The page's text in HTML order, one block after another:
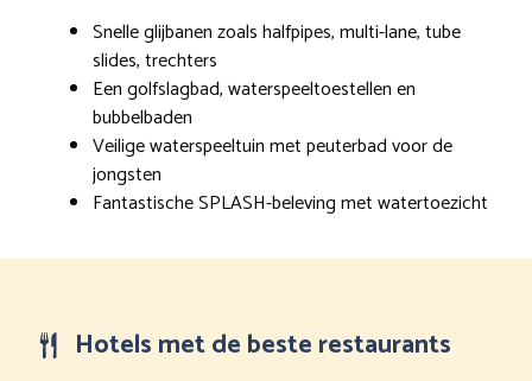
Snelle glijbanen zoals halfpipes, multi-lane, tube
slides, trechters
Een golfslagbad, waterspeeltoestellen en
bubbelbaden
Veilige waterspeeltuin met peuterbad voor de
jongsten
Fantastische SPLASH-beleving met watertoezicht
Hotels met de beste restaurants